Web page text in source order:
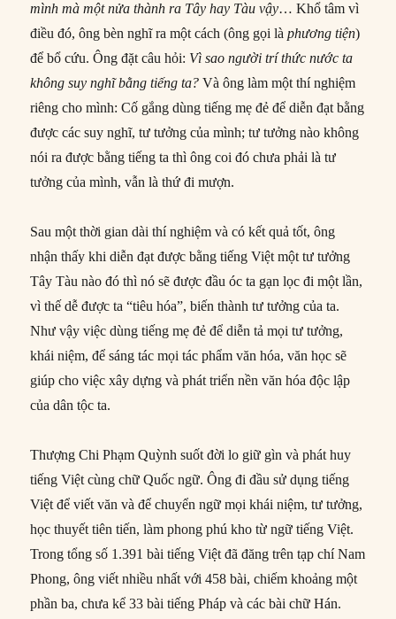
mình mà một nửa thành ra Tây hay Tàu vậy… Khổ tâm vì
điều đó, ông bèn nghĩ ra một cách (ông gọi làphương tiện)
để bổ cứu. Ông đặt câu hỏi: Vì sao người trí thức nước ta
không suy nghĩ bằng tiếng ta? Và ông làm một thí nghiệm
riêng cho mình: Cố gắng dùng tiếng mẹ đẻ để diễn đạt bằng
được các suy nghĩ, tư tưởng của mình; tư tưởng nào không
nói ra được bằng tiếng ta thì ông coi đó chưa phải là tư
tưởng của mình, vẫn là thứ đi mượn.
Sau một thời gian dài thí nghiệm và có kết quả tốt, ông
nhận thấy khi diễn đạt được bằng tiếng Việt một tư tưởng
Tây Tàu nào đó thì nó sẽ được đầu óc ta gạn lọc đi một lần,
vì thế dễ được ta “tiêu hóa”, biến thành tư tưởng của ta.
Như vậy việc dùng tiếng mẹ đẻ để diễn tả mọi tư tưởng,
khái niệm, để sáng tác mọi tác phẩm văn hóa, văn học sẽ
giúp cho việc xây dựng và phát triển nền văn hóa độc lập
của dân tộc ta.
Thượng Chi Phạm Quỳnh suốt đời lo giữ gìn và phát huy
tiếng Việt cùng chữ Quốc ngữ. Ông đi đầu sử dụng tiếng
Việt để viết văn và để chuyển ngữ mọi khái niệm, tư tưởng,
học thuyết tiên tiến, làm phong phú kho từ ngữ tiếng Việt.
Trong tổng số 1.391 bài tiếng Việt đã đăng trên tạp chí Nam
Phong, ông viết nhiều nhất với 458 bài, chiếm khoảng một
phần ba, chưa kể 33 bài tiếng Pháp và các bài chữ Hán.